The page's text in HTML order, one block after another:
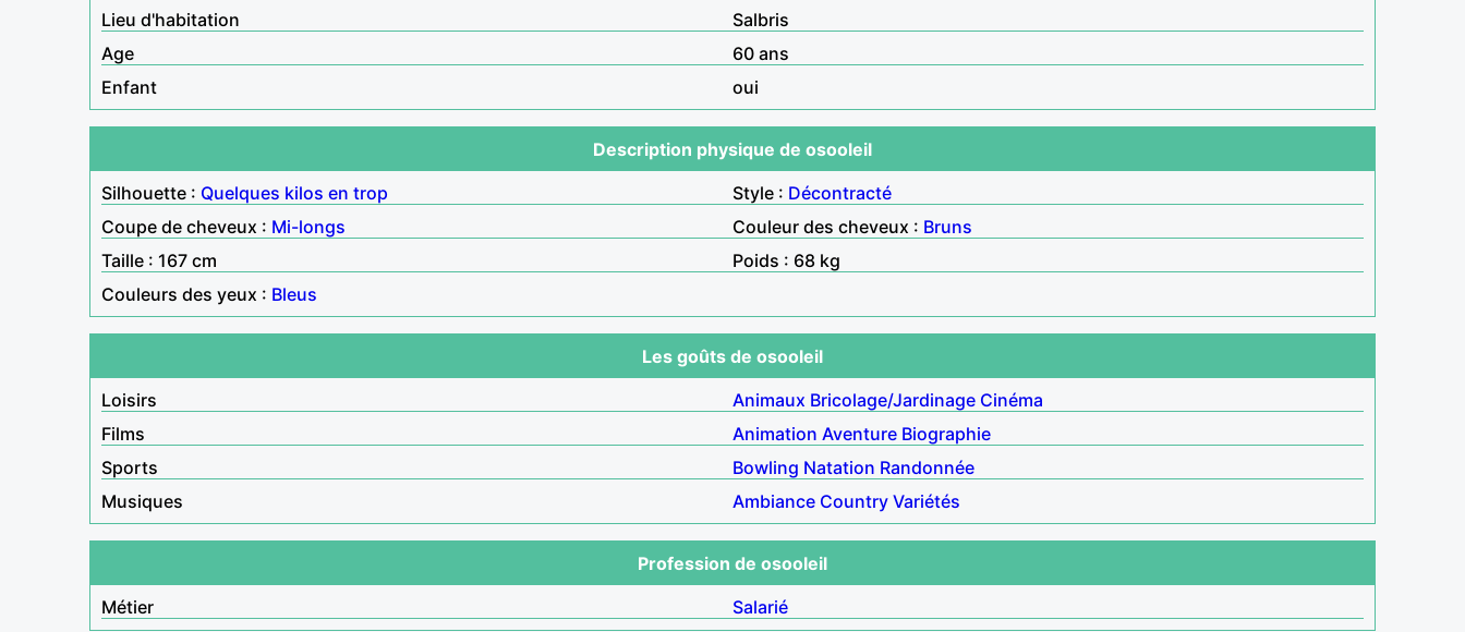
Lieu d'habitation
Salbris
Age
60 ans
Enfant
oui
Description physique de osooleil
Silhouette : Quelques kilos en trop Style : Décontracté
Coupe de cheveux : Mi-longs Couleur des cheveux : Bruns
Taille : 167 cm
Poids : 68 kg
Couleurs des yeux : Bleus
Les goûts de osooleil
Loisirs
Animaux Bricolage/Jardinage Cinéma
Films
Animation Aventure Biographie
Sports
Bowling Natation Randonnée
Musiques
Ambiance Country Variétés
Profession de osooleil
Métier
Salarié